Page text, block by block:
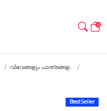
0
വിഭവങ്ങളും പാത്രങ്ങള...
BestSeller